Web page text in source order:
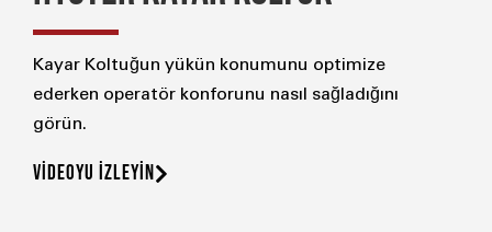
Kayar Koltuğun yükün konumunu optimize
ederken operatör konforunu nasıl sağladığını
görün.
VİDEOYU İZLEYİN